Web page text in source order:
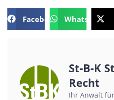
Facebook WhatsApp
St-B-K
Recht
Ihr Anwalt